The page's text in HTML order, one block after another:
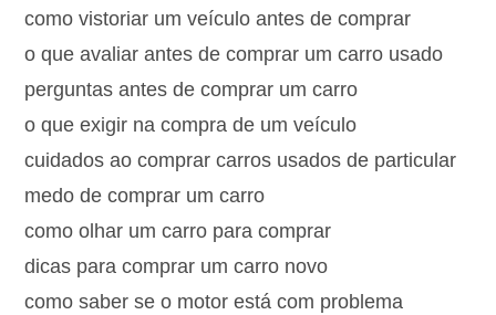
como vistoriar um veículo antes de comprar
o que avaliar antes de comprar um carro usado
perguntas antes de comprar um carro
o que exigir na compra de um veículo
cuidados ao comprar carros usados de particular
medo de comprar um carro
como olhar um carro para comprar
dicas para comprar um carro novo
como saber se o motor está com problema